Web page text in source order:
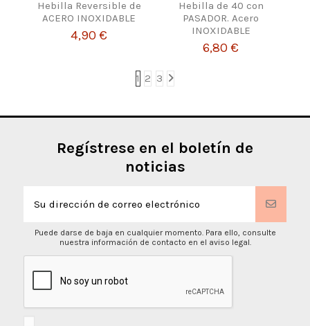
Hebilla Reversible de
ACERO INOXIDABLE
4,90 €
Hebilla de 40 con
PASADOR. Acero
INOXIDABLE
6,80 €
1 2 3
Regístrese en el boletín de
noticias
Puede darse de baja en cualquier momento. Para ello, consulte
nuestra información de contacto en el aviso legal.